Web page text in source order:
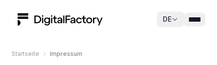
DE
Startseite Impressum